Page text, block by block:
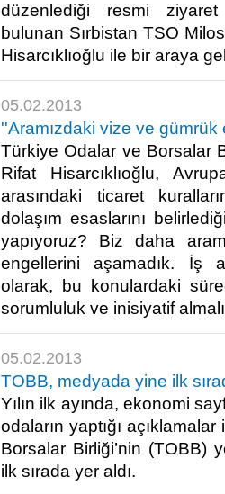
düzenlediği resmi ziyaret
bulunan Sırbistan TSO
Hisarcıklıoğlu ile bir araya
05.02.2013
​''Aramızdaki vize ve gümrük
Türkiye Odalar ve Borsalar
Rifat Hisarcıklıoğlu,
arasındaki ticaret
dolaşım esaslarını
yapıyoruz? Biz daha
engellerini aşamadık. İş
olarak, bu konulardaki
sorumluluk ve inisiyatif
05.02.2013
​TOBB, medyada yine ilk
Yılın ilk ayında, ekonomi
odaların yaptığı
Borsalar Birliği’nin (TOBB)
ilk sırada yer aldı. ​